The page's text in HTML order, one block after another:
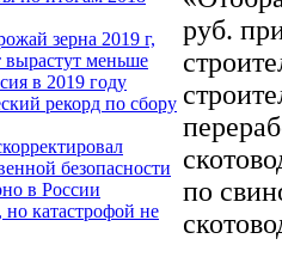
зерна 2019 г,
вырастут меньше
в 2019 году
рекорд по сбору
безопасности
в России
катастрофой не
руб.
по